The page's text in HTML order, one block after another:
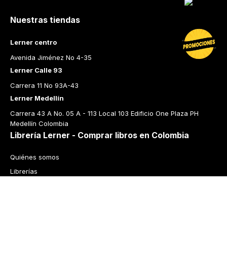
Nuestras tiendas
Lerner centro
Avenida Jiménez No 4-35
Lerner Calle 93
Carrera 11 No 93A-43
Lerner Medellín
Carrera 43 A No. 05 A - 113 Local 103 Edificio One Plaza PH
Medellín Colombia
Librería Lerner - Comprar libros en Colombia
Quiénes somos
Librerías